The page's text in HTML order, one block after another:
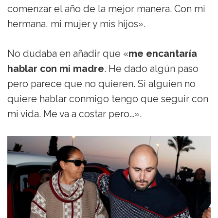
comenzar el año de la mejor manera. Con mi
hermana, mi mujer y mis hijos».
No dudaba en añadir que «me encantaría
hablar con mi madre. He dado algún paso
pero parece que no quieren. Si alguien no
quiere hablar conmigo tengo que seguir con
mi vida. Me va a costar pero…».